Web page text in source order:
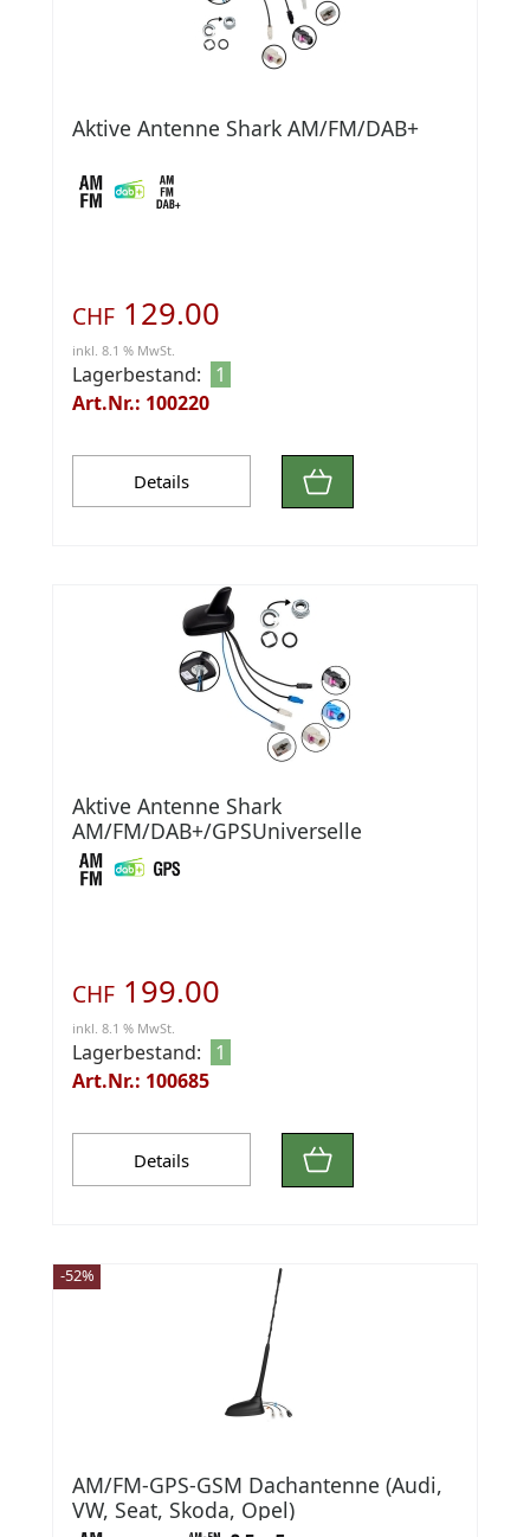
Aktive Antenne Shark AM/FM/DAB+
CHF 129.00
inkl. 8.1 % MwSt.
Lagerbestand:
1
Art.Nr.: 100220
Details
Aktive Antenne Shark
AM/FM/DAB+/GPSUniverselle
Dachantenne in Haifischflossen-O
CHF 199.00
inkl. 8.1 % MwSt.
Lagerbestand:
1
Art.Nr.: 100685
Details
-52%
AM/FM-GPS-GSM Dachantenne (Audi,
VW, Seat, Skoda, Opel)